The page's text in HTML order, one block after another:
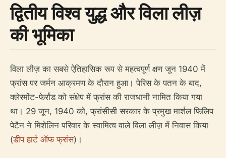
द्वितीय विश्व युद्ध और विला लीज़
की भूमिका
विला लीज़ का सबसे ऐतिहासिक रूप से महत्वपूर्ण क्षण जून 1940 में
फ्रांस पर जर्मन आक्रमण के दौरान हुआ। पेरिस के पतन के बाद,
क्लेरमोंट-फेर्रांड को संक्षेप में फ्रांस की राजधानी नामित किया गया
था। 29 जून, 1940 को, फ्रांसीसी सरकार के प्रमुख मार्शल फिलिप
पेटैन ने मिशेलिन परिवार के स्वामित्व वाले विला लीज़ में निवास किया
(डीप हार्ट ऑफ फ्रांस)।